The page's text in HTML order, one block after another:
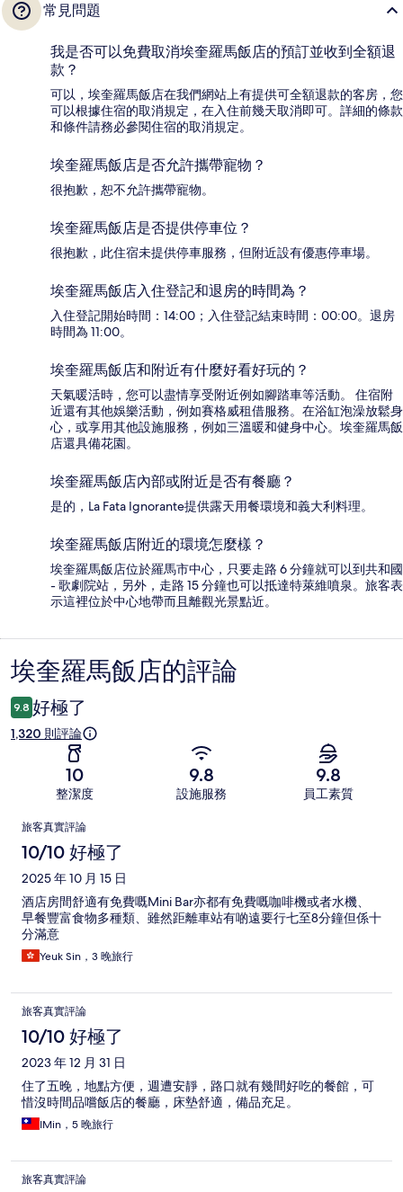
常見問題
我是否可以免費取消埃奎羅馬飯店的預訂並收到全額退
款？
可以，埃奎羅馬飯店在我們網站上有提供可全額退款的客房，您
可以根據住宿的取消規定，在入住前幾天取消即可。詳細的條款
和條件請務必參閱住宿的取消規定。
埃奎羅馬飯店是否允許攜帶寵物？
很抱歉，恕不允許攜帶寵物。
埃奎羅馬飯店是否提供停車位？
很抱歉，此住宿未提供停車服務，但附近設有優惠停車場。
埃奎羅馬飯店入住登記和退房的時間為？
入住登記開始時間：14:00；入住登記結束時間：00:00。退房
時間為 11:00。
埃奎羅馬飯店和附近有什麼好看好玩的？
天氣暖活時，您可以盡情享受附近例如腳踏車等活動。 住宿附
近還有其他娛樂活動，例如賽格威租借服務。在浴缸泡澡放鬆身
心，或享用其他設施服務，例如三溫暖和健身中心。埃奎羅馬飯
店還具備花園。
埃奎羅馬飯店內部或附近是否有餐廳？
是的，La Fata Ignorante提供露天用餐環境和義大利料理。
埃奎羅馬飯店附近的環境怎麼樣？
埃奎羅馬飯店位於羅馬市中心，只要走路 6 分鐘就可以到共和國
- 歌劇院站，另外，走路 15 分鐘也可以抵達特萊維噴泉。旅客表
示這裡位於中心地帶而且離觀光景點近。
評
論
埃奎羅馬飯店的評論
9.8 好極了
1,320 則評論
10
整潔度
9.8
設施服務
9.8
員工素質
評
論
旅客真實評論
10/10 好極了
2025 年 10 月 15 日
酒店房間舒適有免費嘅Mini Bar亦都有免費嘅咖啡機或者水機、
早餐豐富食物多種類、雖然距離車站有啲遠要行七至8分鐘但係十
分滿意
Yeuk Sin，3 晚旅行
旅客真實評論
10/10 好極了
2023 年 12 月 31 日
住了五晚，地點方便，週遭安靜，路口就有幾間好吃的餐館，可
惜沒時間品嚐飯店的餐廳，床墊舒適，備品充足。
IMin，5 晚旅行
旅客真實評論